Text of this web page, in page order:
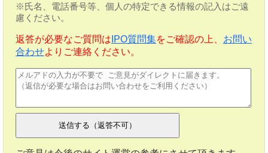
※氏名、電話番号等、個人の特定できる情報の記入はご遠
慮ください。
返答が必要なご質問は IPO質問集をご確認の上、 お問い
合わせよりご連絡ください。